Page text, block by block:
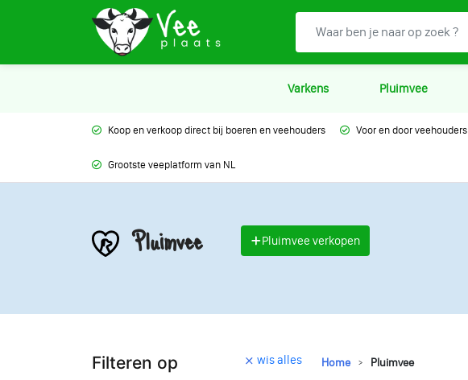
Varkens Pluimvee
Koop en verkoop direct bij boeren en veehouders Voor en door veehouders
Grootste veeplatform van NL
Pluimvee Pluimvee verkopen
Filteren op wis alles Home Pluimvee